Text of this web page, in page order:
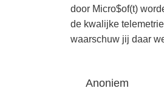
door Micro$of(t)
de kwalijke
waarschuw jij daar
Anoniem